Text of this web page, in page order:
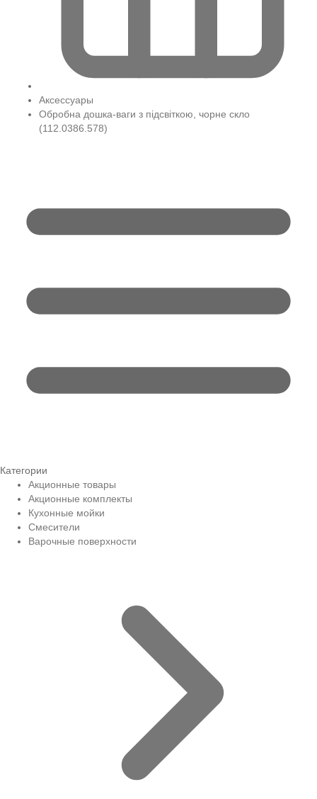
Аксессуары
Обробна дошка-ваги з підсвіткою, чорне скло
(112.0386.578)
Категории
Акционные товары
Акционные комплекты
Кухонные мойки
Смесители
Варочные поверхности